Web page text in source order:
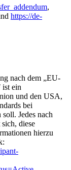
,
https://de-
nach dem „EU-
ein
und den USA,
bei
Jedes nach
diese
hierzu